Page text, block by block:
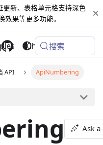
更新、表格单元格支持深色
果等更多功能。
Changelog
搜索
API ApiNumbering
Ask